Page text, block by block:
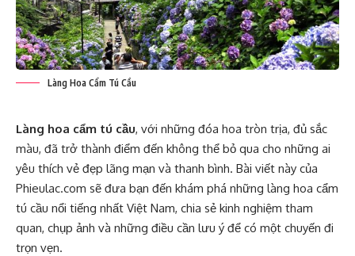
Làng Hoa Cẩm Tú Cầu
Làng hoa cẩm tú cầu, với những đóa hoa tròn trịa, đủ sắc
màu, đã trở thành điểm đến không thể bỏ qua cho những ai
yêu thích vẻ đẹp lãng mạn và thanh bình. Bài viết này của
Phieulac.com sẽ đưa bạn đến khám phá những làng hoa cẩm
tú cầu nổi tiếng nhất Việt Nam, chia sẻ kinh nghiệm tham
quan, chụp ảnh và những điều cần lưu ý để có một chuyến đi
trọn vẹn.